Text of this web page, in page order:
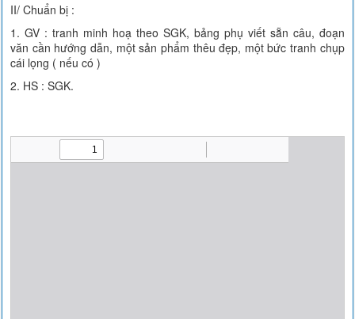
II/ Chuẩn bị :
1. GV : tranh minh hoạ theo SGK, bảng phụ viết sẵn câu, đoạn
văn cần hướng dẫn, một sản phẩm thêu đẹp, một bức tranh chụp
cái lọng ( nếu có )
2. HS : SGK.